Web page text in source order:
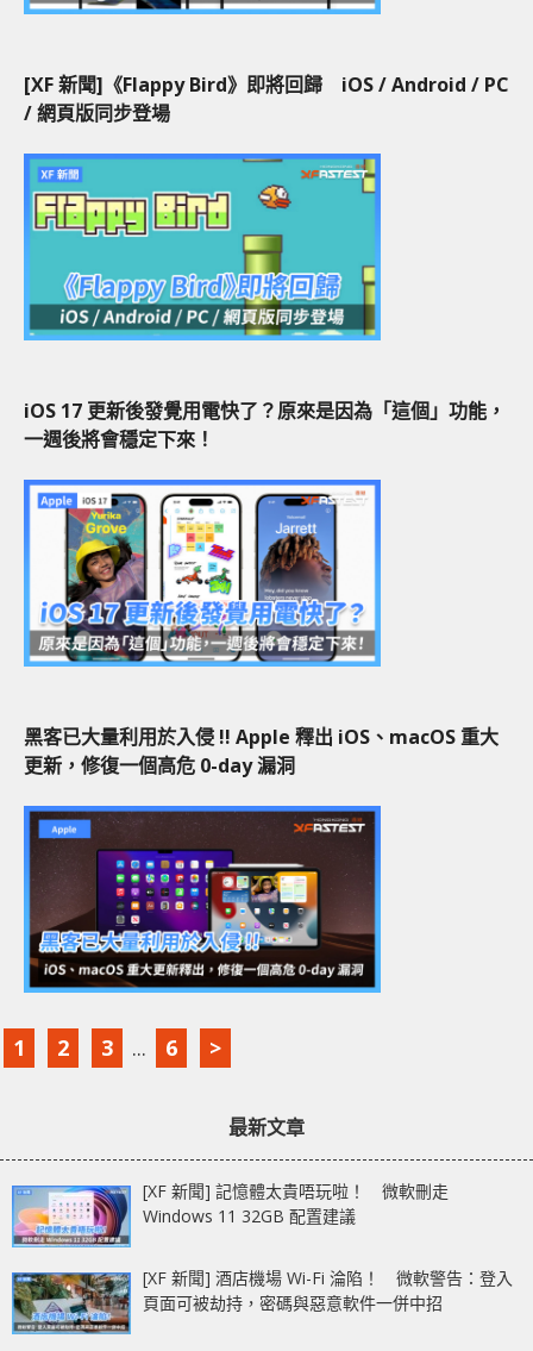
[XF 新聞]《Flappy Bird》即將回歸 iOS / Android / PC
/ 網頁版同步登場
iOS 17 更新後發覺用電快了？原來是因為「這個」功能，
一週後將會穩定下來！
黑客已大量利用於入侵 !! Apple 釋出 iOS、macOS 重大
更新，修復一個高危 0-day 漏洞
1 2 3 ... 6 >
最新文章
[XF 新聞] 記憶體太貴唔玩啦！ 微軟刪走
Windows 11 32GB 配置建議
[XF 新聞] 酒店機場 Wi-Fi 淪陷！ 微軟警告：登入
頁面可被劫持，密碼與惡意軟件一併中招